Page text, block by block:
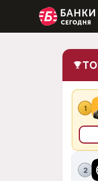
1
2